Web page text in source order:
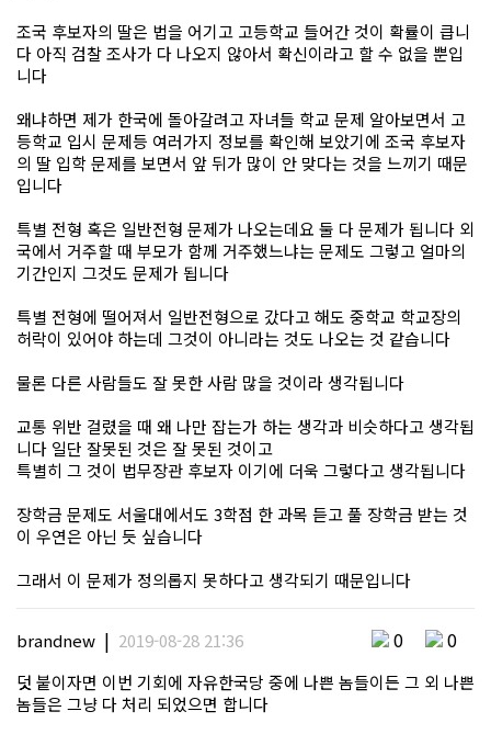
조국 후보자의 딸은 법을 어기고 고등학교 들어간 것이 확률이 큽니
다 아직 검찰 조사가 다 나오지 않아서 확신이라고 할 수 없을 뿐입
니다
왜냐하면 제가 한국에 돌아갈려고 자녀들 학교 문제 알아보면서 고
등학교 입시 문제등 여러가지 정보를 확인해 보았기에 조국 후보자
의 딸 입학 문제를 보면서 앞 뒤가 많이 안 맞다는 것을 느끼기 때문
입니다
특별 전형 혹은 일반전형 문제가 나오는데요 둘 다 문제가 됩니다 외
국에서 거주할 때 부모가 함께 거주했느냐는 문제도 그렇고 얼마의
기간인지 그것도 문제가 됩니다
특별 전형에 떨어져서 일반전형으로 갔다고 해도 중학교 학교장의
허락이 있어야 하는데 그것이 아니라는 것도 나오는 것 같습니다
물론 다른 사람들도 잘 못한 사람 많을 것이라 생각됩니다
교통 위반 걸렸을 때 왜 나만 잡는가 하는 생각과 비슷하다고 생각됩
니다 일단 잘못된 것은 잘 못된 것이고
특별히 그 것이 법무장관 후보자 이기에 더욱 그렇다고 생각됩니다
장학금 문제도 서울대에서도 3학점 한 과목 듣고 풀 장학금 받는 것
이 우연은 아닌 듯 싶습니다
그래서 이 문제가 정의롭지 못하다고 생각되기 때문입니다
brandnew | 2019-08-28 21:36 0 0
덧 붙이자면 이번 기회에 자유한국당 중에 나쁜 놈들이든 그 외 나쁜
놈들은 그냥 다 처리 되었으면 합니다